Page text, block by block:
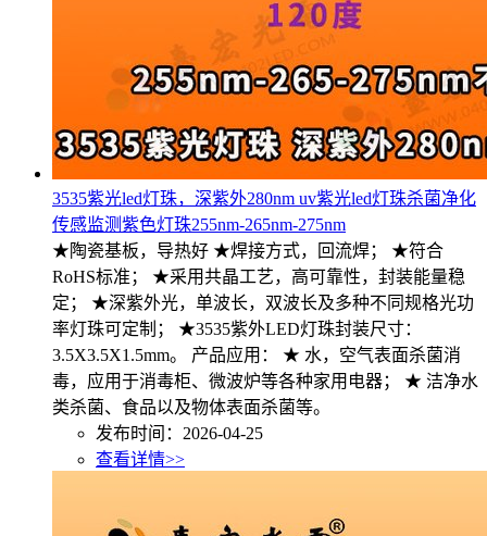
3535紫光led灯珠，深紫外280nm uv紫光led灯珠杀菌净化
传感监测紫色灯珠255nm-265nm-275nm
★陶瓷基板，导热好 ★焊接方式，回流焊； ★符合
RoHS标准； ★采用共晶工艺，高可靠性，封装能量稳
定； ★深紫外光，单波长，双波长及多种不同规格光功
率灯珠可定制； ★3535紫外LED灯珠封装尺寸：
3.5X3.5X1.5mm。 产品应用： ★ 水，空气表面杀菌消
毒，应用于消毒柜、微波炉等各种家用电器； ★ 洁净水
类杀菌、食品以及物体表面杀菌等。
发布时间：2026-04-25
查看详情>>